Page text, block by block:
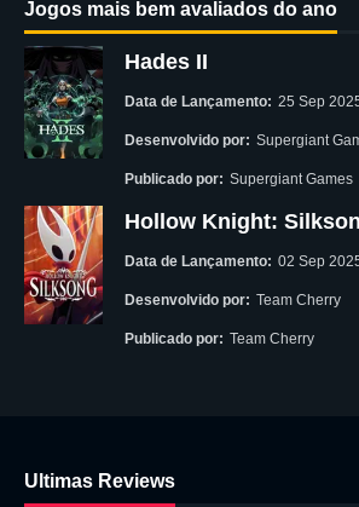
Jogos mais bem avaliados do ano
Hades II
Data de Lançamento: 25 Sep
Desenvolvido por: Supergiant
Publicado por: Supergiant Games
Hollow Knight:
Data de Lançamento: 02 Sep
Desenvolvido por: Team Cherry
Publicado por: Team Cherry
Ultimas Reviews